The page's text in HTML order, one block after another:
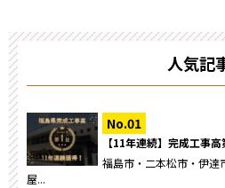
人気記
【11年連続】完成工事高
福島市・二本松市・伊達
屋...